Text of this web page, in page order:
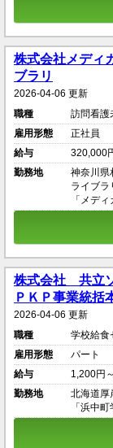
株式会社メディ
ブラリ
2026-04-06 更新
職種
訪問看護
雇用形態
正社員
給与
320,000
勤務地
神奈川県
ライブラ
「メデ
株式会社 共立
ＰＫＰ事業統
2026-04-06 更新
職種
学校給食
雇用形態
パート
給与
1,200円
勤務地
北海道厚
「浜中